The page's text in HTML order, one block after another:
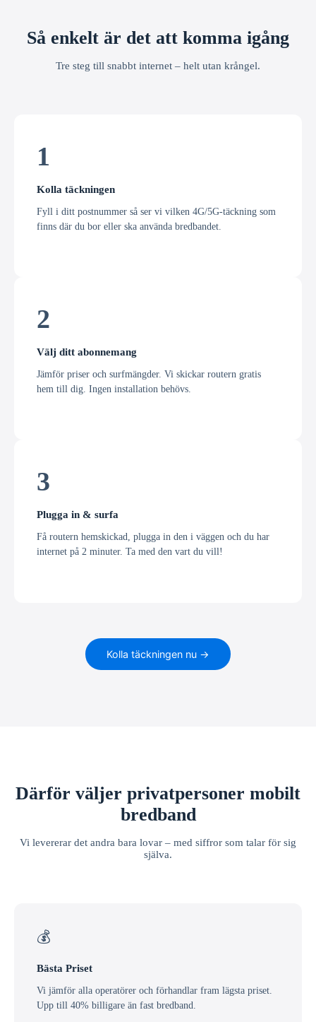
Så enkelt är det att komma igång
Tre steg till snabbt internet – helt utan krångel.
1
Kolla täckningen
Fyll i ditt postnummer så ser vi vilken 4G/5G-täckning som
finns där du bor eller ska använda bredbandet.
2
Välj ditt abonnemang
Jämför priser och surfmängder. Vi skickar routern gratis
hem till dig. Ingen installation behövs.
3
Plugga in & surfa
Få routern hemskickad, plugga in den i väggen och du har
internet på 2 minuter. Ta med den vart du vill!
Kolla täckningen nu →
Därför väljer privatpersoner mobilt
bredband
Vi levererar det andra bara lovar – med siffror som talar för sig
själva.
💰
Bästa Priset
Vi jämför alla operatörer och förhandlar fram lägsta priset.
Upp till 40% billigare än fast bredband.